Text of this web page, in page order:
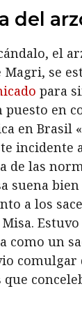
del
el
Magri, se
para
en
en Brasil
incidente
de las
suena
a los
como un
comulgar